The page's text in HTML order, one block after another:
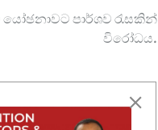
යෝඡනාවට පාර්ශව රැසකින්
විරෝධය.